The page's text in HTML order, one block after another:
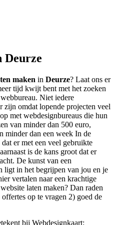
Deurze
maken in Deurze? Laat ons er
tijd kwijt bent met het zoeken
Niet iedere
zijn omdat lopende projecten veel
met webdesignbureaus die hun
van minder dan 500 euro,
minder dan een week In de
er met een veel gebruikte
is de kans groot dat er
De kunst van een
ligt in het begrijpen van jou en je
vertalen naar een krachtige
laten maken? Dan raden
op te vragen 2) goed de
bij Webdesignkaart: